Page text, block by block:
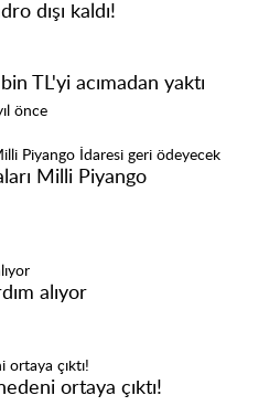
dışı kaldı!
TL'yi acımadan yaktı
önce
Milli Piyango
alıyor
ortaya çıktı!